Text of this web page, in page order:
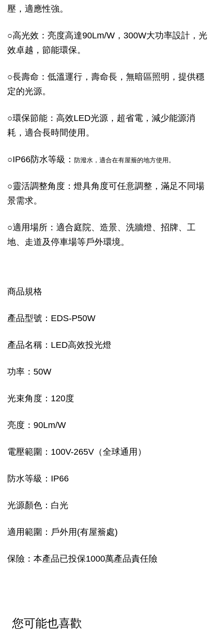
壓，適應性強。
○高光效：亮度高達90Lm/W，300W大功率設計，光
效卓越，節能環保。
○長壽命：低溫運行，壽命長，無暗區照明，提供穩
定的光源。
○環保節能：高效LED光源，超省電，減少能源消
耗，適合長時間使用。
○IP66防水等級： 防潑水，適合在有屋簷的地方使用。
○靈活調整角度：燈具角度可任意調整，滿足不同場
景需求。
○適用場所：適合庭院、造景、洗牆燈、招牌、工
地、走道及停車場等戶外環境。
商品規格
產品型號：EDS-P50W
產品名稱：LED高效投光燈
功率：50W
光束角度：120度
亮度：90Lm/W
電壓範圍：100V-265V（全球通用）
防水等級：IP66
光源顏色：白光
適用範圍：戶外用(有屋簷處)
保險：本產品已投保1000萬產品責任險
您可能也喜歡